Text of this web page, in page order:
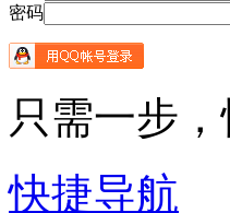
密码
只需一步
快捷导航